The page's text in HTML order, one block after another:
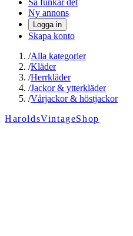
Så funkar det
Ny annons
Logga in
Skapa konto
/Alla kategorier
/Kläder
/Herrkläder
/Jackor & ytterkläder
/Vårjackor & höstjackor
HaroldsVintageShop